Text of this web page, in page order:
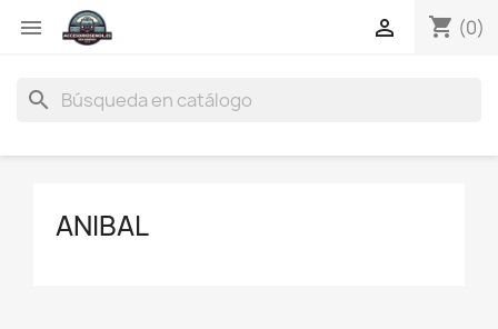
 shopping_cart (0)

search
ANIBAL